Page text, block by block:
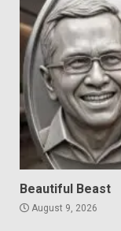
Beautiful Beast
August 9, 2026